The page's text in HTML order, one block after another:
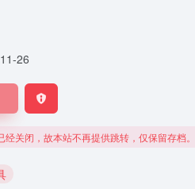
26
经关闭，故本站不再提供跳转，仅保留存档。